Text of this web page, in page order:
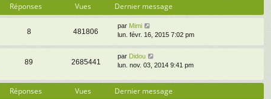
Réponses Vues Dernier message
8 481806
par Mimi
lun. févr. 16, 2015 7:02 pm
89 2685441
par Didou
lun. nov. 03, 2014 9:41 pm
Réponses Vues Dernier message